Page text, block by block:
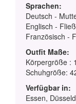
Sprachen:
Deutsch -
Englisch -
Französisch -
Outfit Maße:
Körpergröße :
Schuhgröße:
Verfügbar in:
Essen,